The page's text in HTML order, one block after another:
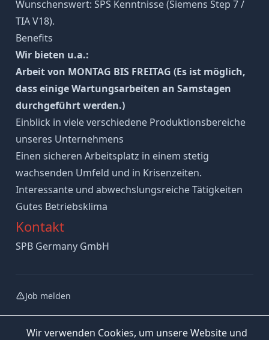
Wir verwenden Cookies, um unsere Website und
Wunschenswert: SPS Kenntnisse (Siemens Step 7 /
TIA V18).
Benefits
Wir bieten u.a.:
Arbeit von MONTAG BIS FREITAG (Es ist möglich,
dass einige Wartungsarbeiten an Samstagen
durchgeführt werden.)
Einblick in viele verschiedene Produktionsbereiche
unseres Unternehmens
Einen sicheren Arbeitsplatz in einem stetig
wachsenden Umfeld und in Krisenzeiten.
Interessante und abwechslungsreiche Tätigkeiten
Gutes Betriebsklima
Kontakt
SPB Germany GmbH
Job melden